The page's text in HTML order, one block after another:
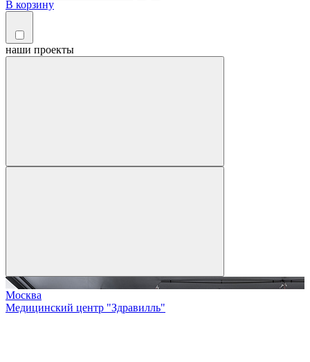
В корзину
наши проекты
Москва
Медицинский центр "Здравилль"